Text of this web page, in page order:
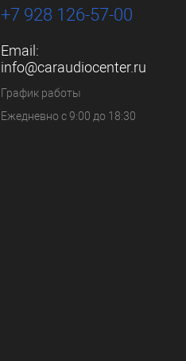
+7 928 126-57-00
Email:
info@caraudiocenter.ru
График работы
Ежедневно с 9:00 до 18:30